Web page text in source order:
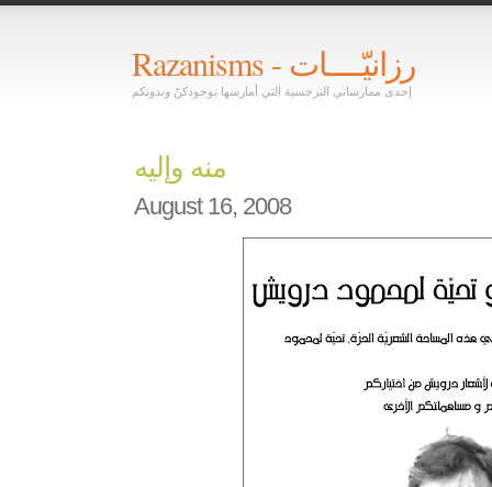
Razanisms - رزانيّــــات
إحدى ممارساتي النرجسية التي أمارسها بوجودكنّ وبدونكم
منه وإليه
August 16, 2008